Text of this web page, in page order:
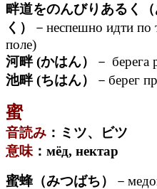
畔道をのんびりあるく
く）
－неспешно идти по
поле)
河畔 (かはん）
－ берега
池畔 (ちはん）
－берег
蜜
音読み ：ミツ、ビツ
意味 ：мёд, нектар
蜜蜂（みつばち）
－